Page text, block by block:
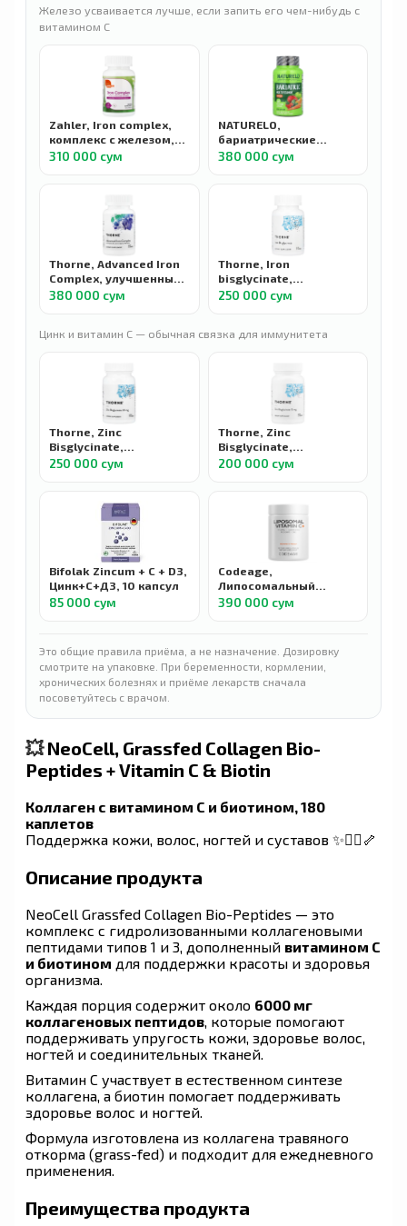
Железо усваивается лучше, если запить его чем-нибудь с
витамином C
Zahler, Iron complex,
комплекс с железом,
100 капсул
310 000 сум
NATURELO,
бариатрические
мультивитамины с
железом, 60
380 000 сум
Thorne, Advanced Iron
Complex, улучшенный
комплекс с железом,
380 000 сум
Thorne, Iron
bisglycinate,
бисглицинат железа,
60 капсул
250 000 сум
Цинк и витамин C — обычная связка для иммунитета
Thorne, Zinc
Bisglycinate,
бисглицинат цинка, 30
мг, 60 капсул
250 000 сум
Thorne, Zinc
Bisglycinate,
бисглицинат цинка, 15
мг, 60 капсул
200 000 сум
Bifolak Zincum + C + D3,
Цинк+С+Д3, 10 капсул
85 000 сум
Codeage,
Липосомальный
витамин C+,
кверцетин, шиповник,
390 000 сум
Это общие правила приёма, а не назначение. Дозировку
смотрите на упаковке. При беременности, кормлении,
хронических болезнях и приёме лекарств сначала
посоветуйтесь с врачом.
💥NeoCell, Grassfed Collagen Bio-
Peptides + Vitamin C & Biotin
Коллаген с витамином C и биотином, 180
каплетов
Поддержка кожи, волос, ногтей и суставов ✨💆‍♀️🦴
Описание продукта
NeoCell Grassfed Collagen Bio-Peptides — это
комплекс с гидролизованными коллагеновыми
пептидами типов 1 и 3, дополненный витамином C
и биотином для поддержки красоты и здоровья
организма.
Каждая порция содержит около 6000 мг
коллагеновых пептидов , которые помогают
поддерживать упругость кожи, здоровье волос,
ногтей и соединительных тканей.
Витамин C участвует в естественном синтезе
коллагена, а биотин помогает поддерживать
здоровье волос и ногтей.
Формула изготовлена из коллагена травяного
откорма (grass-fed) и подходит для ежедневного
применения.
Преимущества продукта